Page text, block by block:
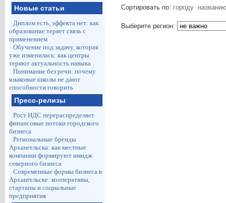
Новые статьи
Диплом есть, эффекта нет: как
образование теряет связь с
применением
Обучение под задачу, которая
уже изменилась: как центры
теряют актуальность навыка
Понимание без речи: почему
языковые школы не дают
способности говорить
Пресс-релизы
Рост НДС перераспределяет
финансовые потоки городского
бизнеса
Региональные бренды
Архангельска: как местные
компании формируют имидж
северного бизнеса
Современные формы бизнеса в
Архангельске: кооперативы,
стартапы и социальные
предприятия
Сортировать по: городу
Выберите регион: